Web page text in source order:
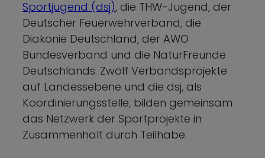
Sportjugend (dsj), die THW-Jugend, der
Deutscher Feuerwehrverband, die
Diakonie Deutschland, der AWO
Bundesverband und die NaturFreunde
Deutschlands. Zwölf Verbandsprojekte
auf Landessebene und die dsj, als
Koordinierungsstelle, bilden gemeinsam
das Netzwerk der Sportprojekte in
Zusammenhalt durch Teilhabe.